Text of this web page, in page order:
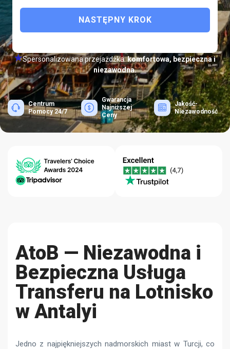
NASTĘPNY KROK
Spersonalizowana przejażdżka:komfortowa, bezpieczna i
niezawodna.
Centrum
Pomocy 24/7
Gwarancja
Najniższej
Ceny
Jakość-
Niezawodność
AtoB — Niezawodna i
Bezpieczna Usługa
Transferu na Lotnisko
w Antalyi
Jedno z najpiękniejszych nadmorskich miast w Turcji, co